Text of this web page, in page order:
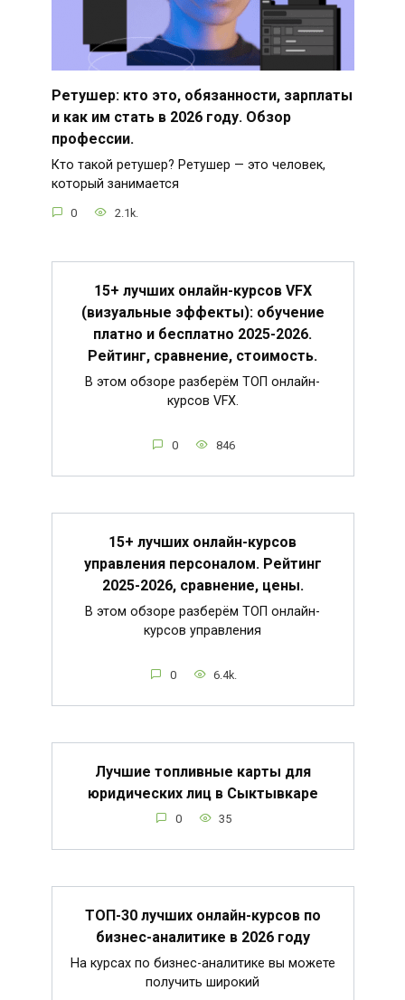
Ретушер: кто это, обязанности, зарплаты
и как им стать в 2026 году. Обзор
профессии.
Кто такой ретушер? Ретушер — это человек,
который занимается
0 2.1k.
15+ лучших онлайн-курсов VFX
(визуальные эффекты): обучение
платно и бесплатно 2025-2026.
Рейтинг, сравнение, стоимость.
В этом обзоре разберём ТОП онлайн-
курсов VFX.
0 846
15+ лучших онлайн-курсов
управления персоналом. Рейтинг
2025-2026, сравнение, цены.
В этом обзоре разберём ТОП онлайн-
курсов управления
0 6.4k.
Лучшие топливные карты для
юридических лиц в Сыктывкаре
0 35
ТОП-30 лучших онлайн-курсов по
бизнес-аналитике в 2026 году
На курсах по бизнес-аналитике вы можете
получить широкий